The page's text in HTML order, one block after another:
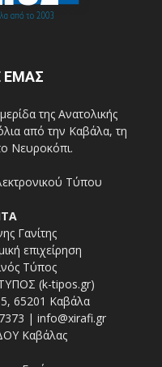
ΕΜΑΣ
της Ανατολικής
από την Καβάλα, τη
Νευροκόπι.
Γανίτης
επιχείρηση
Τύπος
(k-tipos.gr)
65201 Καβάλα
| info@xirafi.gr
Καβάλας